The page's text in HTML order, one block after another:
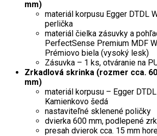
mm)
materiál korpusu Egger DTDL
perlička
materiál čielka zásuvky a
PerfectSense Premium MDF
Prémiovo biela (vysoký lesk)
Zásuvka – 1 ks, otváranie na
Zrkadlová skrinka (rozmer cca.
mm)
materiál korpusu – Egger
Kamienkovo šedá
nastaviteľné sklenené poličky
dvierka 600 mm, podlepené
presah dvierok cca. 15 mm